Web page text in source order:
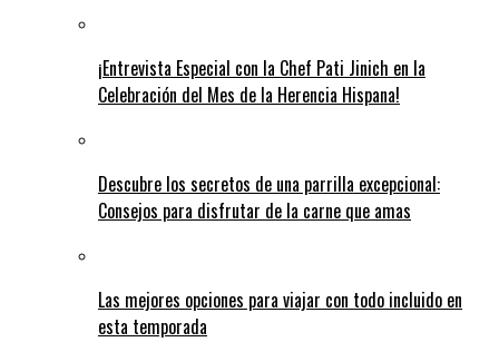
¡Entrevista Especial con la Chef Pati Jinich en la
Celebración del Mes de la Herencia Hispana!
Descubre los secretos de una parrilla excepcional:
Consejos para disfrutar de la carne que amas
Las mejores opciones para viajar con todo incluido en
esta temporada